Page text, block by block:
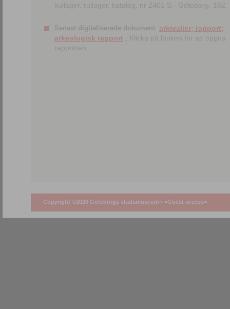
kullager, rullager, katalog. nr 2401 S.- Göteborg, 162
Senast digitaliserade dokument arkivalier; rapport;
arkeologisk rapport ; Klicka på länken för att öppna
rapporten
Copyright ©2026 Göteborgs stadsmuseum • <Guest access>